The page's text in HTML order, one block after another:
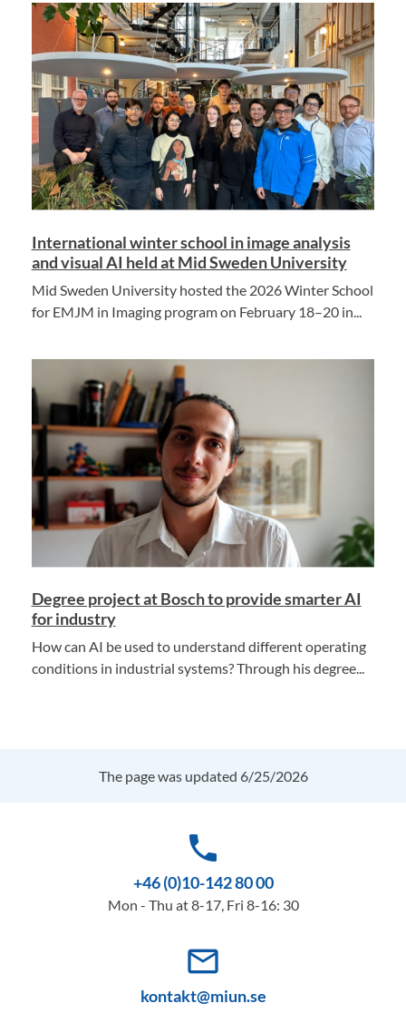
International winter school in image analysis
and visual AI held at Mid Sweden University
Mid Sweden University hosted the 2026 Winter School
for EMJM in Imaging program on February 18–20 in...
Degree project at Bosch to provide smarter AI
for industry
How can AI be used to understand different operating
conditions in industrial systems? Through his degree...
The page was updated 6/25/2026
phone
+46 (0)10-142 80 00
Mon - Thu at 8-17, Fri 8-16: 30
mail_outline
kontakt@miun.se